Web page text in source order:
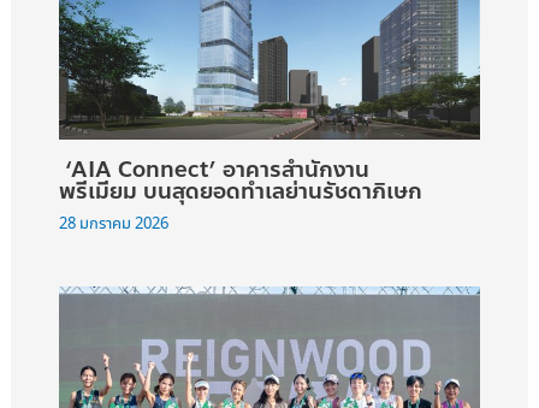
‘AIA Connect’ อาคารสำนักงาน
พรีเมียม บนสุดยอดทำเลย่านรัชดาภิเษก
28 มกราคม 2026